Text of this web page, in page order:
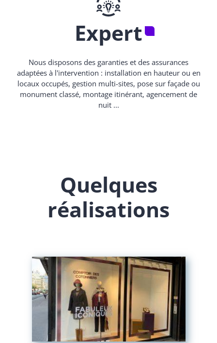
Expert
Nous disposons des garanties et des assurances
adaptées à l'intervention : installation en hauteur ou en
locaux occupés, gestion multi-sites, pose sur façade ou
monument classé, montage itinérant, agencement de
nuit ...
Quelques
réalisations